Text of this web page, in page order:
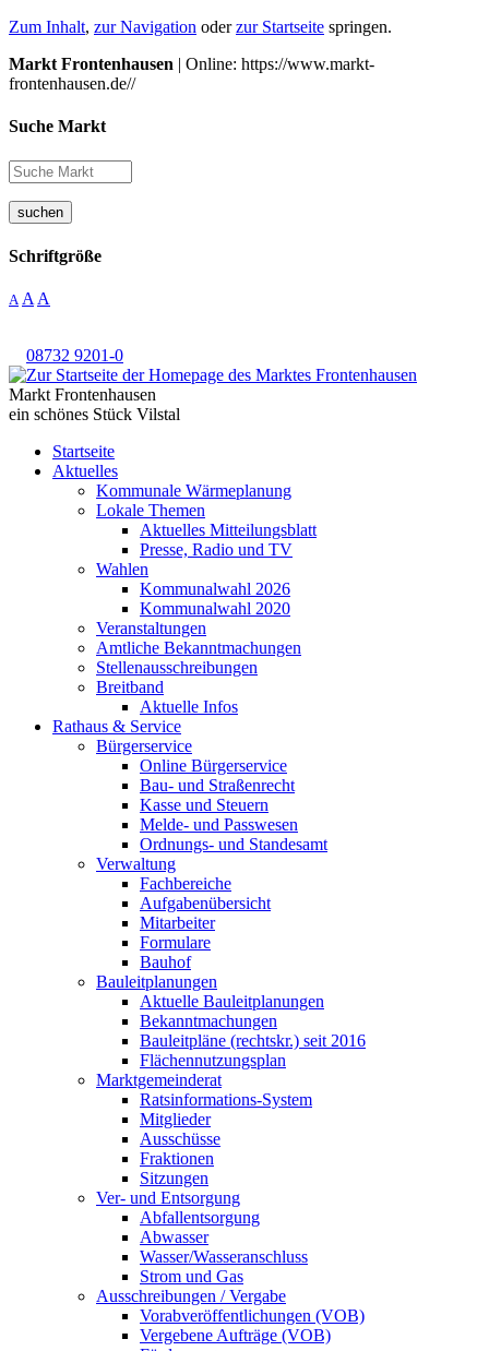
Zum Inhalt, zur Navigation oderzur Startseite springen.
Markt Frontenhausen | Online: https://www.markt-
frontenhausen.de//
Suche Markt
suchen
Schriftgröße
A A A
08732 9201-0
Markt Frontenhausen
ein schönes Stück Vilstal
Startseite
Aktuelles
Kommunale Wärmeplanung
Lokale Themen
Aktuelles Mitteilungsblatt
Presse, Radio und TV
Wahlen
Kommunalwahl 2026
Kommunalwahl 2020
Veranstaltungen
Amtliche Bekanntmachungen
Stellenausschreibungen
Breitband
Aktuelle Infos
Rathaus & Service
Bürgerservice
Online Bürgerservice
Bau- und Straßenrecht
Kasse und Steuern
Melde- und Passwesen
Ordnungs- und Standesamt
Verwaltung
Fachbereiche
Aufgabenübersicht
Mitarbeiter
Formulare
Bauhof
Bauleitplanungen
Aktuelle Bauleitplanungen
Bekanntmachungen
Bauleitpläne (rechtskr.) seit 2016
Flächennutzungsplan
Marktgemeinderat
Ratsinformations-System
Mitglieder
Ausschüsse
Fraktionen
Sitzungen
Ver- und Entsorgung
Abfallentsorgung
Abwasser
Wasser/Wasseranschluss
Strom und Gas
Ausschreibungen / Vergabe
Vorabveröffentlichungen (VOB)
Vergebene Aufträge (VOB)